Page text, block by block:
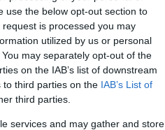
use the below opt-out section to
is processed you may
utilized by us or personal
may separately opt-out of the
on the IAB’s list of downstream
to third parties on the IAB’s List of
third parties.
services and may gather and store